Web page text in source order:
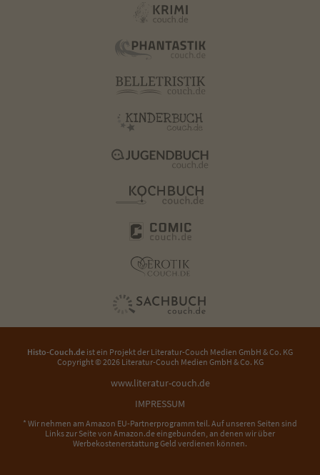
Histo-Couch.de ist ein Projekt der Literatur-Couch Medien GmbH & Co. KG
Copyright © 2026 Literatur-Couch Medien GmbH & Co. KG
www.literatur-couch.de
IMPRESSUM
* Wir nehmen am Amazon EU-Partnerprogramm teil. Auf unseren Seiten sind
Links zur Seite von Amazon.de eingebunden, an denen wir über
Werbekostenerstattung Geld verdienen können.